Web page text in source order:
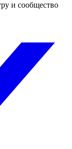
и сообщество